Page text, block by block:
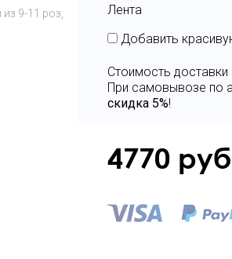
из 9-11 роз
Лента
Добавить
Стоимость
При самовывозе по
скидка 5%!
4770